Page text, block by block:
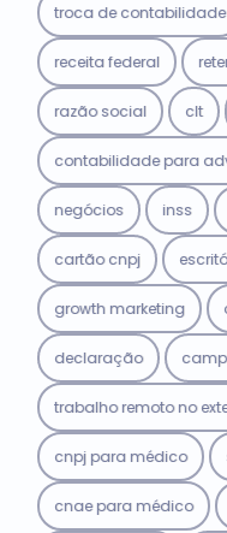
troca de contabilidade
receita federal
razão social clt
contabilidade para
negócios inss
cartão cnpj
growth marketing
declaração
trabalho remoto no
cnpj para médico
cnae para médico